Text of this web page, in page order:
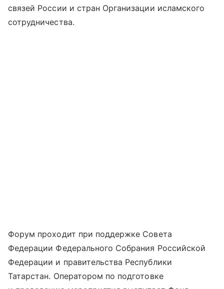
связей России и стран Организации исламского
сотрудничества.
Форум проходит при поддержке Совета
Федерации Федерального Собрания Российской
Федерации и правительства Республики
Татарстан. Оператором по подготовке